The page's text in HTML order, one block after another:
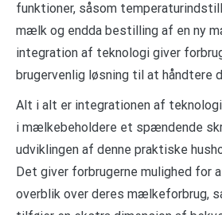
funktioner, såsom
mælk og endda bestilling af en ny
integration af teknologi giver
brugervenlig løsning til at håndtere
Alt i alt er integrationen af
i mælkebeholdere et spændende
udviklingen af denne praktiske
Det giver forbrugerne mulighed for
overblik over deres mælkeforbrug,